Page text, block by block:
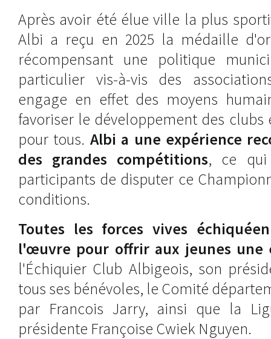
Après avoir été élue ville la plus
Albi a reçu en 2025 la médaille
récompensant une politique
particulier vis-à-vis des
engage en effet des moyens
favoriser le développement des
pour tous. Albi a une expérience
des grandes compétitions, ce qui
participants de disputer ce
conditions.
Toutes les forces vives
l'œuvre pour offrir aux jeunes une
l'Échiquier Club Albigeois, son
tous ses bénévoles, le Comité
par Francois Jarry, ainsi que la
présidente Françoise Cwiek Nguyen.